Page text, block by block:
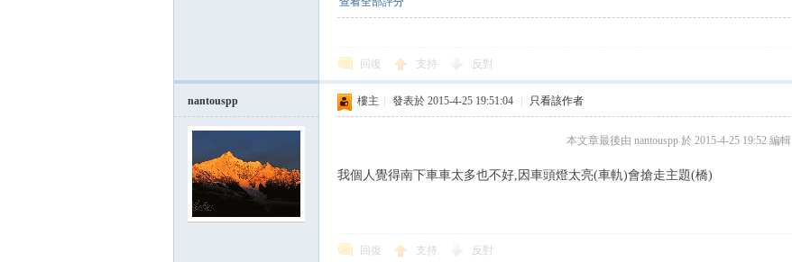
回復 支持 反對
nantouspp 樓主 發表於 2015-4-25 19:51:04 只看該作者
本文章最後由 nantouspp 於 2015-4-25 19:52 編輯
我個人覺得南下車車太多也不好,因車頭燈太亮(車軌)會搶走主題(橋)
回復 支持 反對